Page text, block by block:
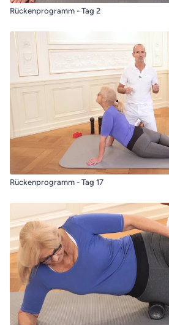
Rückenprogramm - Tag 2
Rückenprogramm - Tag 17